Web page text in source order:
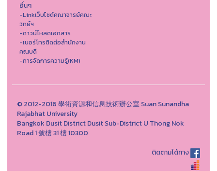
อื่นๆ
-Linkเว็บไซต์คณาจารย์คณะ
วิทย์ฯ
-ดาวน์โหลดเอกสาร
-เบอร์โทรติดต่อสำนักงาน
คณบดี
-การจัดการความรู้(KM)
© 2012-2016 學術資源和信息技術辦公室 Suan Sunandha
Rajabhat University
Bangkok Dusit District Dusit Sub-District U Thong Nok
Road 1 號樓 31 樓 10300
ติดตามได้ทาง